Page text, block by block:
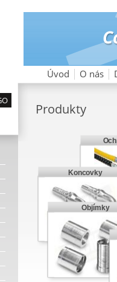
Úvod O nás
Produkty
Objímky
Koncovky